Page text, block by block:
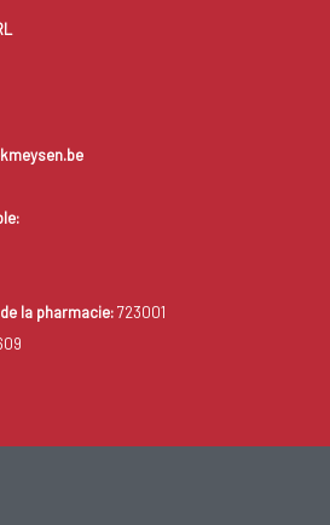
la pharmacie:723001